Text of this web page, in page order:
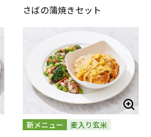
さばの蒲焼きセット
新メニュー
麦入り玄米